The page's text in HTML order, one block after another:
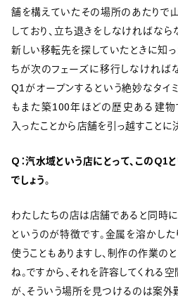
舗を構えていたその場所のあたりで
しており、立ち退きをしなければなら
新しい移転先を探していたときに知
ちが次のフェーズに移行しなければ
Q1がオープンするという絶妙なタイ
もまた築100年ほどの歴史ある建物
入ったことから店舗を引っ越すことに
Q：汽水域という店にとって、このQ1
でしょう。
わたしたちの店は店舗であると同時に
というのが特徴です。金属を溶かし
使うこともありますし、制作の作業の
ね。ですから、それを許容してくれる
が、そういう場所を見つけるのは案外